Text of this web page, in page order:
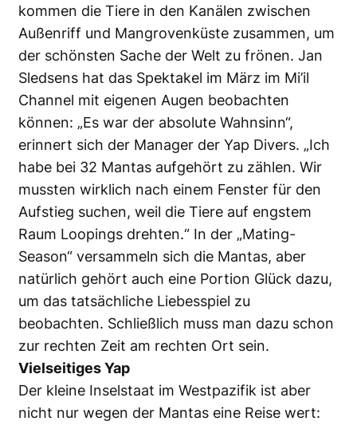
kommen die Tiere in den Kanälen zwischen
Außenriff und Mangrovenküste zusammen, um
der schönsten Sache der Welt zu frönen. Jan
Sledsens hat das Spektakel im März im Mi’il
Channel mit eigenen Augen beobachten
können: „Es war der absolute Wahnsinn“,
erinnert sich der Manager der Yap Divers. „Ich
habe bei 32 Mantas aufgehört zu zählen. Wir
mussten wirklich nach einem Fenster für den
Aufstieg suchen, weil die Tiere auf engstem
Raum Loopings drehten.“ In der „Mating-
Season“ versammeln sich die Mantas, aber
natürlich gehört auch eine Portion Glück dazu,
um das tatsächliche Liebesspiel zu
beobachten. Schließlich muss man dazu schon
zur rechten Zeit am rechten Ort sein.
Vielseitiges Yap
Der kleine Inselstaat im Westpazifik ist aber
nicht nur wegen der Mantas eine Reise wert: